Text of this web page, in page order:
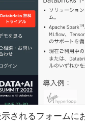
されるフォームに